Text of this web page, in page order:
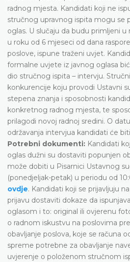
radnog mjesta. Kandidati koji ne
stručnog upravnog ispita mogu se
oglas. U slučaju da budu primljeni u
u roku od 6 mjeseci od dana
poslove, ispune traženi uvjet.
formalne uvjete iz javnog oglasa
dio stručnog ispita – intervju.
konkurencije koju provodi Ustavni
stepena znanja i sposobnosti
konkretnog radnog mjesta, te
prilagodi novoj radnoj sredini. O
održavanja intervjua kandidati će
Potrebni dokumenti: Kandidati
oglas dužni su dostaviti popunjen
može dobiti u Pisarnici Ustavnog
(ponedjeljak-petak) u periodu od
ovdje. Kandidati koji se prijavljuju
prijavu dostaviti dokaze da
oglasom i to: original ili ovjerenu
o radnom iskustvu na poslovima
obavljanje poslova, koje se računa
spreme potrebne za obavljanje
uvjerenje o položenom stručnom